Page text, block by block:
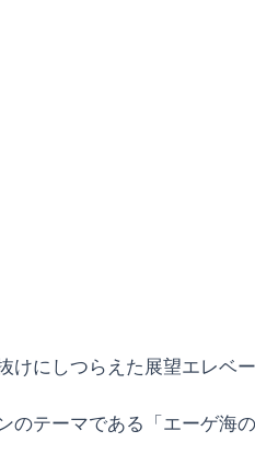
けにしつらえた展望エレベ
のテーマである「エーゲ海